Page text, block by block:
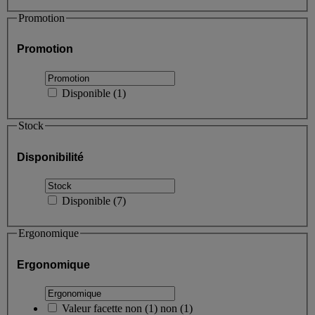
Promotion
Promotion
Disponible (1)
Stock
Disponibilité
Disponible (7)
Ergonomique
Ergonomique
Valeur facette non (1) non (1)